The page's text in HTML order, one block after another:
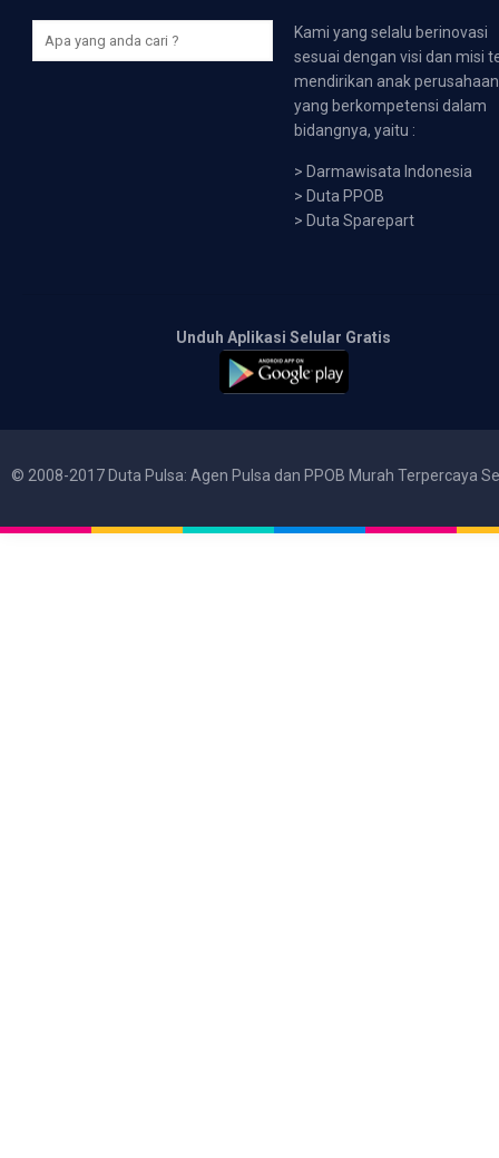
Kami yang selalu berinovasi
sesuai dengan visi dan misi
mendirikan anak perusahaan
yang berkompetensi dalam
bidangnya, yaitu :
> Darmawisata Indonesia
> Duta PPOB
> Duta Sparepart
Unduh Aplikasi Selular Gratis
© 2008-2017 Duta Pulsa: Agen Pulsa dan PPOB Murah Terpercaya